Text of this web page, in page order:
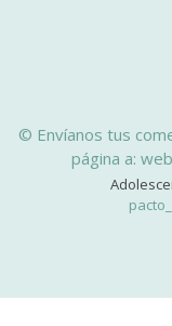
© Envíanos tus
página a: